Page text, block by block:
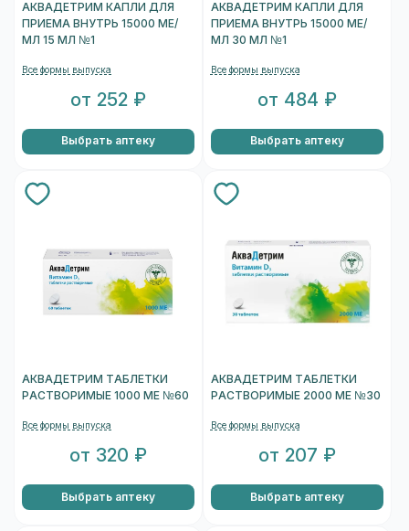
АКВАДЕТРИМ КАПЛИ ДЛЯ
ПРИЕМА ВНУТРЬ 15000 МЕ/
МЛ 15 МЛ №1
Все формы выпуска
от 252 ₽
Выбрать аптеку
АКВАДЕТРИМ КАПЛИ ДЛЯ
ПРИЕМА ВНУТРЬ 15000 МЕ/
МЛ 30 МЛ №1
Все формы выпуска
от 484 ₽
Выбрать аптеку
АКВАДЕТРИМ ТАБЛЕТКИ
РАСТВОРИМЫЕ 1000 МЕ №60
Все формы выпуска
от 320 ₽
Выбрать аптеку
АКВАДЕТРИМ ТАБЛЕТКИ
РАСТВОРИМЫЕ 2000 МЕ №30
Все формы выпуска
от 207 ₽
Выбрать аптеку